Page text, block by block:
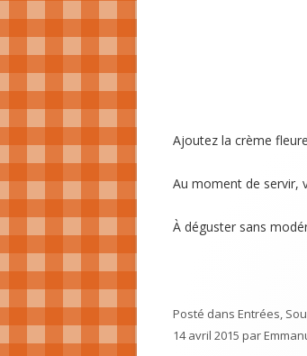
Ajoutez la crème
Au moment de servir,
À déguster sans
Posté dans Entrées,
14 avril 2015 par